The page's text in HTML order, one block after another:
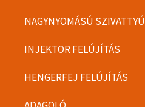
NAGYNYOMÁSÚ SZIVATTYÚ
INJEKTOR FELÚJÍTÁS
HENGERFEJ FELÚJÍTÁS